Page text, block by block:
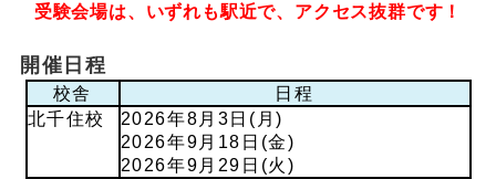
受験会場は、いずれも駅近で、アクセス抜群です！
開催日程
校舎
日程
北千住校
2026年8月3日(月)
2026年9月18日(金)
2026年9月29日(火)